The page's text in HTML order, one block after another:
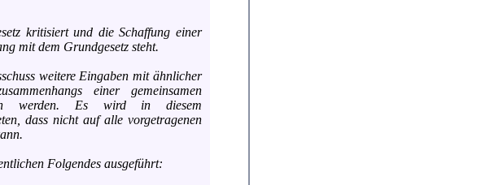
kritisiert und die Schaffung einer
mit dem Grundgesetz steht.
weitere Eingaben mit ähnlicher
einer gemeinsamen
werden. Es wird in diesem
dass nicht auf alle vorgetragenen
Folgendes ausgeführt: